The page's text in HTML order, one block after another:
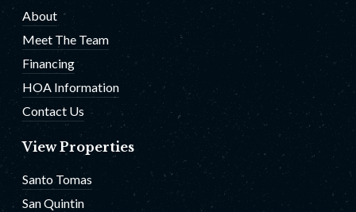
About
Meet The Team
Financing
HOA Information
Contact Us
View Properties
Santo Tomas
San Quintin